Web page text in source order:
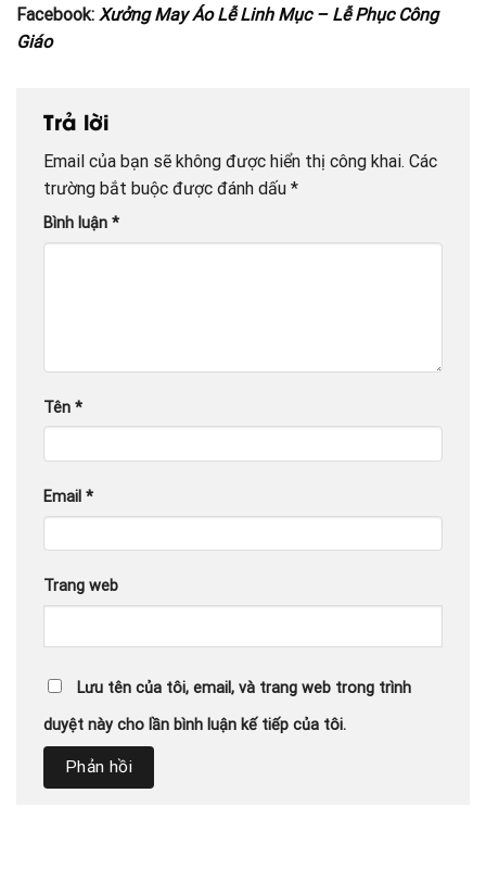
Facebook: Xưởng May Áo Lễ Linh Mục – Lễ Phục Công
Giáo
Trả lời
Email của bạn sẽ không được hiển thị công khai. Các
trường bắt buộc được đánh dấu *
Bình luận *
Tên *
Email *
Trang web
Lưu tên của tôi, email, và trang web trong trình
duyệt này cho lần bình luận kế tiếp của tôi.